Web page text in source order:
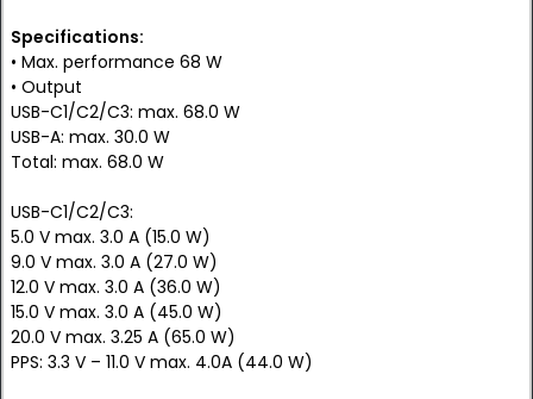
Specifications:
• Max. performance 68 W
• Output
USB-C1/C2/C3: max. 68.0 W
USB-A: max. 30.0 W
Total: max. 68.0 W
USB-C1/C2/C3:
5.0 V max. 3.0 A (15.0 W)
9.0 V max. 3.0 A (27.0 W)
12.0 V max. 3.0 A (36.0 W)
15.0 V max. 3.0 A (45.0 W)
20.0 V max. 3.25 A (65.0 W)
PPS: 3.3 V – 11.0 V max. 4.0A (44.0 W)